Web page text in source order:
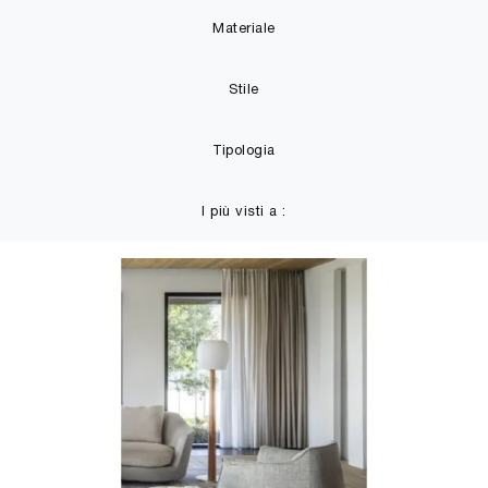
Materiale
Stile
Tipologia
I più visti a :